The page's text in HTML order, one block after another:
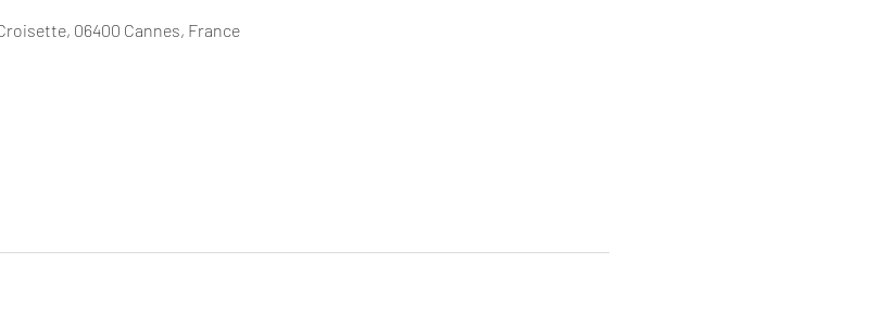
06400 Cannes, France